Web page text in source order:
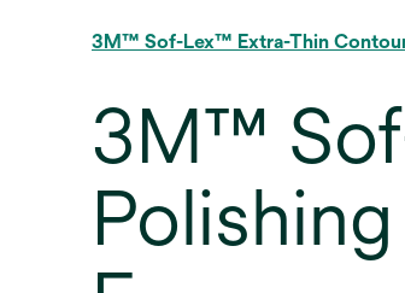
3M™ Sof-Lex™ Extra-Thin
3M™